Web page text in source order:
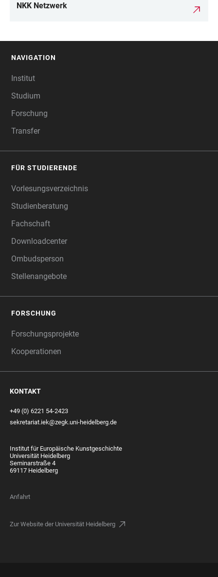
NKK Netzwerk
NAVIGATION
Institut
Studium
Forschung
Transfer
FÜR STUDIERENDE
Vorlesungsverzeichnis
Studienberatung
Fachschaft
Downloadcenter
Ombudsperson
Stellenangebote
FORSCHUNG
Forschungsprojekte
Kooperationen
KONTAKT
+49 (0) 6221 54-2423
sekretariat.iek@zegk.uni-heidelberg.de
Institut für Europäische Kunstgeschichte
Universität Heidelberg
Seminarstraße 4
69117 Heidelberg
Anfahrt
Zur Website der Universität Heidelberg